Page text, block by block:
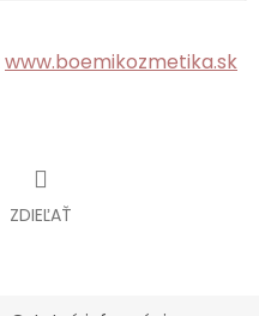
www.boemikozmetika.sk
ZDIEĽAŤ